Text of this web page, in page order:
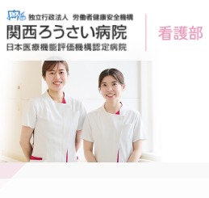
Skip
to
content